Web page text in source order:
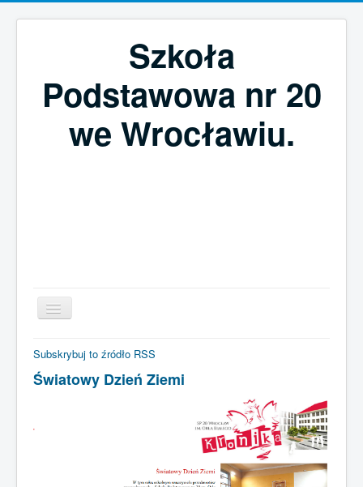
Szkoła
Podstawowa nr 20
we Wrocławiu.
STRONA GŁÓWNA
Subskrybuj to źródło RSS
Światowy Dzień Ziemi